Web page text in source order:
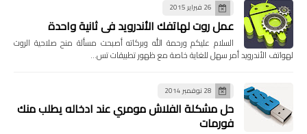
26 فبراير 2015
عمل روت لهاتفك الأندرويد في ثانية واحدة
السلام عليكم ورحمة الله وبركاته أصبحت مسألة منح صلاحية الروت
لهواتف الأندرويد أمر سهل للغاية خاصة مع ظهور تطبيقات تس…
28 نوفمبر 2014
حل مشكلة الفلاش مومري عند ادخاله يطلب منك
فورمات